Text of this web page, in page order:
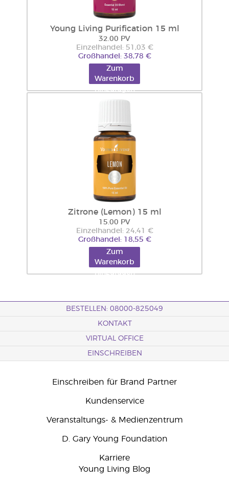
Young Living Purification 15 ml
32.00 PV
Einzelhandel: 51,03 €
Großhandel: 38,78 €
Zum
Warenkorb
hinzufügen
Zitrone (Lemon) 15 ml
15.00 PV
Einzelhandel: 24,41 €
Großhandel: 18,55 €
Zum
Warenkorb
hinzufügen
BESTELLEN: 08000-825049
KONTAKT
VIRTUAL OFFICE
EINSCHREIBEN
Einschreiben für Brand Partner
Kundenservice
Veranstaltungs- & Medienzentrum
D. Gary Young Foundation
Karriere
Young Living Blog